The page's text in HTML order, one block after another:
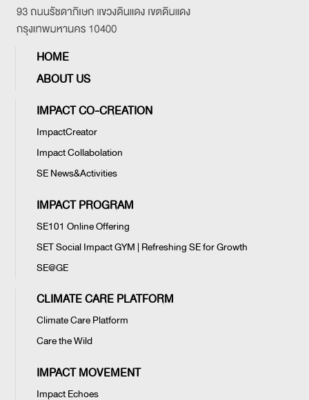
HOME
ABOUT US
IMPACT CO-CREATION
ImpactCreator
Impact Collabolation
SE News&Activities
IMPACT PROGRAM
SE101 Online Offering
SET Social Impact GYM | Refreshing SE for Growth
SE@GE
CLIMATE CARE PLATFORM
Climate Care Platform
Care the Wild
IMPACT MOVEMENT
Impact Echoes